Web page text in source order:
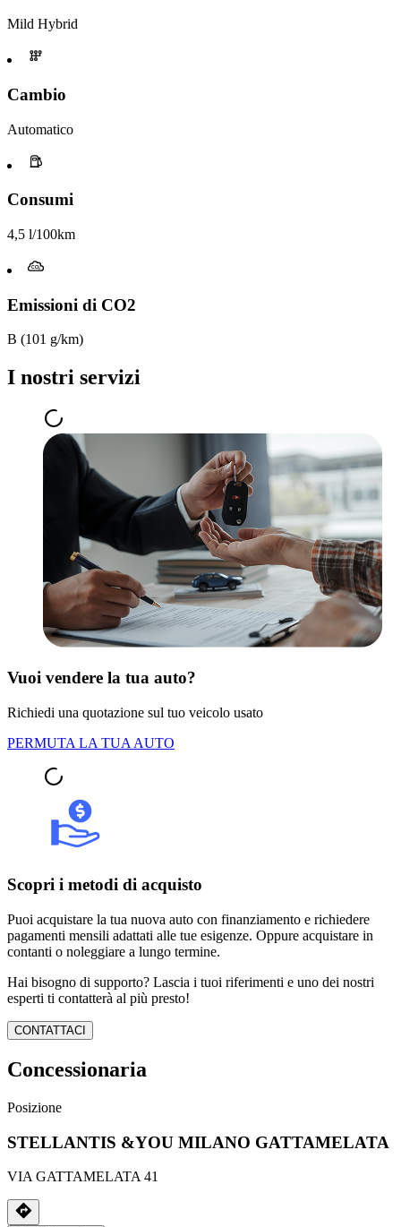
Mild Hybrid
Cambio
Automatico
Consumi
4,5 l/100km
Emissioni di CO2
B (101 g/km)
I nostri servizi
Vuoi vendere la tua auto?
Richiedi una quotazione sul tuo veicolo usato
PERMUTA LA TUA AUTO
Scopri i metodi di acquisto
Puoi acquistare la tua nuova auto con finanziamento e richiedere
pagamenti mensili adattati alle tue esigenze. Oppure acquistare in
contanti o noleggiare a lungo termine.
Hai bisogno di supporto? Lascia i tuoi riferimenti e uno dei nostri
esperti ti contatterà al più presto!
CONTATTACI
Concessionaria
Posizione
STELLANTIS &YOU MILANO GATTAMELATA
VIA GATTAMELATA 41